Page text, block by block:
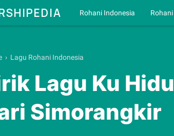
Rohani Indonesia
› Lagu Rohani Indonesia
Lagu Ku
Simorangkir